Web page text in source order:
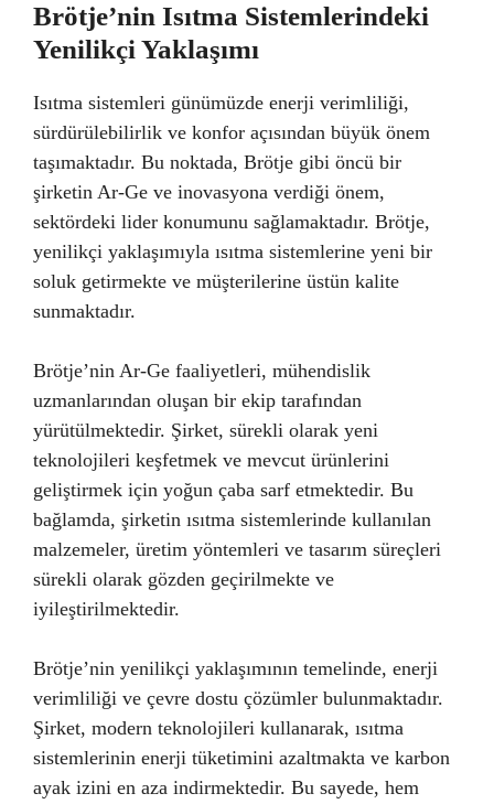
Brötje’nin Isıtma Sistemlerindeki
Yenilikçi Yaklaşımı
Isıtma sistemleri günümüzde enerji verimliliği,
sürdürülebilirlik ve konfor açısından büyük önem
taşımaktadır. Bu noktada, Brötje gibi öncü bir
şirketin Ar-Ge ve inovasyona verdiği önem,
sektördeki lider konumunu sağlamaktadır. Brötje,
yenilikçi yaklaşımıyla ısıtma sistemlerine yeni bir
soluk getirmekte ve müşterilerine üstün kalite
sunmaktadır.
Brötje’nin Ar-Ge faaliyetleri, mühendislik
uzmanlarından oluşan bir ekip tarafından
yürütülmektedir. Şirket, sürekli olarak yeni
teknolojileri keşfetmek ve mevcut ürünlerini
geliştirmek için yoğun çaba sarf etmektedir. Bu
bağlamda, şirketin ısıtma sistemlerinde kullanılan
malzemeler, üretim yöntemleri ve tasarım süreçleri
sürekli olarak gözden geçirilmekte ve
iyileştirilmektedir.
Brötje’nin yenilikçi yaklaşımının temelinde, enerji
verimliliği ve çevre dostu çözümler bulunmaktadır.
Şirket, modern teknolojileri kullanarak, ısıtma
sistemlerinin enerji tüketimini azaltmakta ve karbon
ayak izini en aza indirmektedir. Bu sayede, hem